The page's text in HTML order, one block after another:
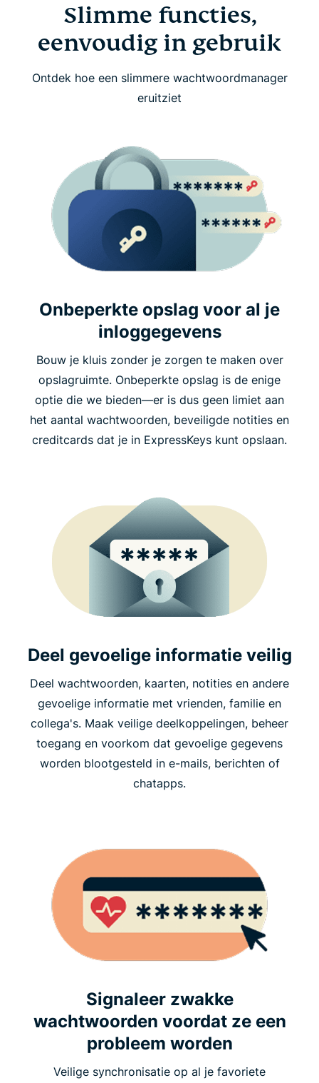
Slimme functies,
eenvoudig in gebruik
Ontdek hoe een slimmere wachtwoordmanager
eruitziet
Onbeperkte opslag voor al je
inloggegevens
Bouw je kluis zonder je zorgen te maken over
opslagruimte. Onbeperkte opslag is de enige
optie die we bieden—er is dus geen limiet aan
het aantal wachtwoorden, beveiligde notities en
creditcards dat je in ExpressKeys kunt opslaan.
Deel gevoelige informatie veilig
Deel wachtwoorden, kaarten, notities en andere
gevoelige informatie met vrienden, familie en
collega's. Maak veilige deelkoppelingen, beheer
toegang en voorkom dat gevoelige gegevens
worden blootgesteld in e-mails, berichten of
chatapps.
Signaleer zwakke
wachtwoorden voordat ze een
probleem worden
Veilige synchronisatie op al je favoriete